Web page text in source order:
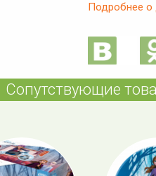
Подробнее о
Сопутствующие